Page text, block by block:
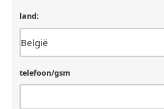
land:
telefoon/gsm